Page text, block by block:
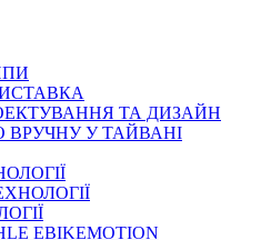
ТА ДИЗАЙН
ВРУЧНУ У ТАЙВАНІ
EBIKEMOTION